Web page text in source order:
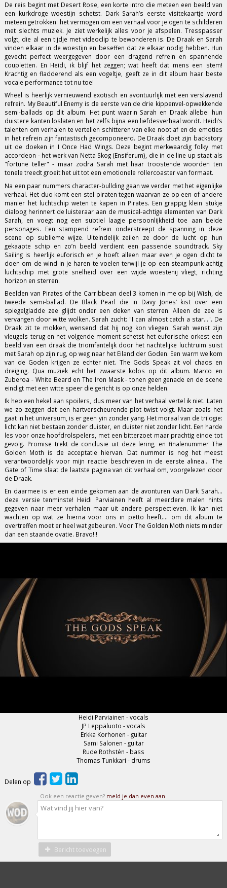
De reis begint met Desert Rose, een korte intro die meteen een beeld van
een kurkdroge woestijn schetst. Dark Sarah’s eerste visitekaartje word
meteen getrokken: het vermogen om een verhaal voor je ogen te schilderen
met slechts muziek. Je ziet werkelijk alles voor je afspelen. Tresspasser
volgt, die al een tijdje met videoclip te bewonderen is. De Draak en Sarah
vinden elkaar in de woestijn en beseffen dat ze elkaar nodig hebben. Hun
gevecht perfect weergegeven door een dragend refrein en spannende
coupletten. En Heidi, ik blijf het zeggen; wat heeft dat mens een stem!
Krachtig en fladderend als een vogeltje, geeft ze in dit album haar beste
vocale performance tot nu toe!
Wheel is heerlijk vernieuwend exotisch en avontuurlijk met een verslavend
refrein. My Beautiful Enemy is de eerste van de drie kippenvel-opwekkende
semi-ballads op dit album. Het punt waarin Sarah en Draak allebei hun
duistere kanten loslaten en het zelfs bijna een liefdesverhaal wordt. Heidi’s
talenten om verhalen te vertellen schitteren van elke noot af en de emoties
in het refrein zijn fantastisch gecomponeerd. De Draak doet zijn backstory
uit de doeken in I Once Had Wings. Deze begint merkwaardig folky met
accordeon - het werk van Netta Skog (Ensiferum), die in de line up staat als
"fortune teller" - maar zodra Sarah met haar troostende woorden ten
tonele treedt groeit het uit tot een emotionele rollercoaster van formaat.
Na een paar nummers character-bullding gaan we verder met het eigenlijke
verhaal. Het duo komt een stel piraten tegen waarvan ze op een of andere
manier het luchtschip weten te kapen in Pirates. Een grappig klein stukje
dialoog herinnert de luisteraar aan de musical-achtige elementen van Dark
Sarah, en voegt nog een subtiel laagje persoonlijkheid toe aan beide
personages. Een stampend refrein onderstreept de spanning in deze
scene op sublieme wijze. Uiteindelijk zeilen ze door de lucht op hun
gekaapte schip en zo’n beeld verdient een passende soundtrack. Sky
Sailing is heerlijk euforisch en je hoeft alleen maar even je ogen dicht te
doen om de wind in je haren te voelen terwijl je op een steampunk-achtig
luchtschip met grote snelheid over een wijde woestenij vliegt, richting
horizon en sterren.
Beelden van Pirates of the Carribbean deel 3 komen in me op bij Wish, de
tweede semi-ballad. De Black Pearl die in Davy Jones’ kist over een
spiegelgladde zee glijdt onder een deken van sterren. Alleen de zee is
vervangen door witte wolken. Sarah zucht: "I can almost catch a star...". De
Draak zit te mokken, wensend dat hij nog kon vliegen. Sarah wenst zijn
vleugels terug en het volgende moment schetst het euforische orkest een
beeld van een draak die triomfantelijk door het nachtelijke luchtruim suist
met Sarah op zijn rug, op weg naar het Eiland der Goden. Een warm welkom
van de Goden krijgen ze echter niet. The Gods Speak zit vol chaos en
dreiging. Qua muziek echt het zwaarste kolos op dit album. Marco en
Zuberoa - White Beard en The Iron Mask - tonen geen genade en de scene
eindigt met een witte speer die gericht is op onze helden.
Ik heb een hekel aan spoilers, dus meer van het verhaal vertel ik niet. Laten
we zo zeggen dat een hartverscheurende plot twist volgt. Maar zoals het
gaat in het universum, is er geen yin zonder yang. Het moraal van de trilogie:
licht kan niet bestaan zonder duister, en duister niet zonder licht. Een harde
les voor onze hoofdrolspelers, met een bitterzoet maar prachtig einde tot
gevolg. Promise trekt de conclusie uit deze lering, en finalenummer The
Golden Moth is de acceptatie hiervan. Dat nummer is nog het meest
verantwoordelijk voor mijn reactie beschreven in de eerste alinea... The
Gate of Time slaat de laatste pagina van dit verhaal om, voorgelezen door
de Draak.
En daarmee is er een einde gekomen aan de avonturen van Dark Sarah...
deze versie tenminste! Heidi Parviainen heeft al meerdere malen hints
gegeven naar meer verhalen maar uit andere perspectieven. Ik kan niet
wachten op wat ze hierna voor ons in petto heeft.... om dit album te
overtreffen moet er heel wat gebeuren. Voor The Golden Moth niets minder
dan een staande ovatie. Bravo!!!
Heidi Parviainen - vocals
JP Leppäluoto - vocals
Erkka Korhonen - guitar
Sami Salonen - guitar
Rude Rothstén - bass
Thomas Tunkkari - drums
Delen op
Ook een reactie geven? meld je dan even aan
Bericht toevoegen